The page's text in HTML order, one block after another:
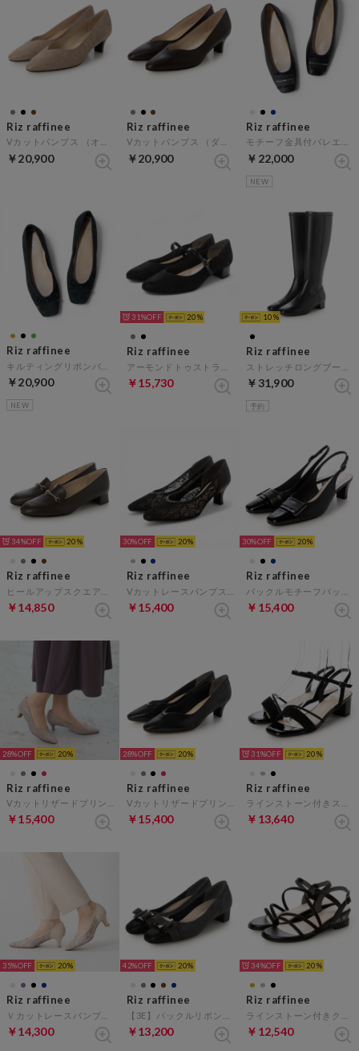
Riz raffinee
￥20,900
Riz raffinee
￥20,900
Riz raffinee
￥22,000
NEW
Riz raffinee
￥20,900
NEW
31% 20
Riz raffinee
￥15,730
10
Riz raffinee
￥31,900
予約
34% 20
Riz raffinee
￥14,850
30% 20
Riz raffinee
￥15,400
30% 20
Riz raffinee
￥15,400
28% 20
Riz raffinee
￥15,400
28% 20
Riz raffinee
￥15,400
31% 20
Riz raffinee
￥13,640
35% 20
Riz raffinee
￥14,300
42% 20
Riz raffinee
￥13,200
34% 20
Riz raffinee
￥12,540